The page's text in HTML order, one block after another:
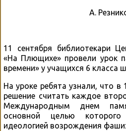
А.
11 сентября библиотекари
«На Плющихе» провели урок
времени» у учащихся 6
На уроке ребята узнали, что
решение считать каждое
Международным днем
основной целью
идеологией возрождения